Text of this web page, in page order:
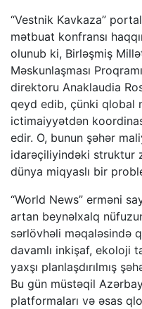
“Vestnik Kavkaza”
mətbuat konfransı
olunub ki, Birləşmiş
Məskunlaşması
direktoru Anaklaudia
qeyd edib, çünki qlobal
ictimaiyyətdən
edir. O, bunun şəhər
idarəçiliyindəki struktur
dünya miqyaslı bir
“World News” erməni
artan beynəlxalq
sərlövhəli məqaləsində
davamlı inkişaf, ekoloji
yaxşı planlaşdırılmış
Bu gün müstəqil
platformaları və əsas